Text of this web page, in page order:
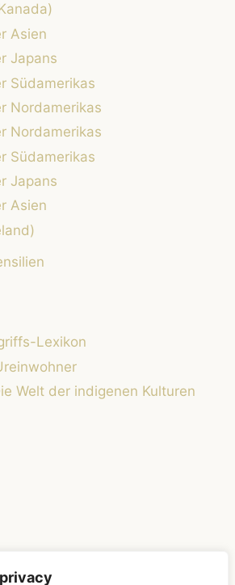
Asien
Japans
Südamerikas
Nordamerikas
Nordamerikas
Südamerikas
Japans
Asien
Lexikon
Welt der indigenen Kulturen